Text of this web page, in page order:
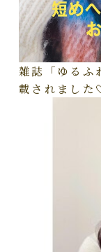
雑誌「ゆる
載されました